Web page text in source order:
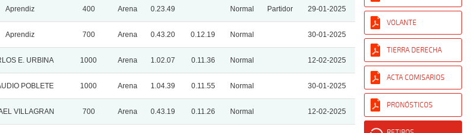
Aprendiz 400 Arena 0.23.49 Normal Partidor 29-01-2025
Aprendiz 700 Arena 0.43.20 0.12.19 Normal 30-01-2025
E. URBINA 1000 Arena 1.02.07 0.11.36 Normal 12-02-2025
POBLETE 1000 Arena 1.04.39 0.11.55 Normal 30-01-2025
VILLAGRAN 700 Arena 0.43.19 0.11.26 Normal 12-02-2025
VOLANTE
TIERRA DERECHA
ACTA COMISARIOS
PRONÓSTICOS